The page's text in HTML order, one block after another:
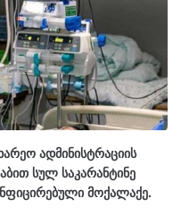
ადმინისტრაციის
სულ საკარანტინე
მოქალაქე.